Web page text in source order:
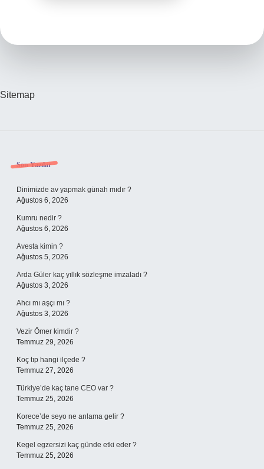
Sitemap
Sidebar
Son Yazılar
Dinimizde av yapmak günah mıdır ?
Ağustos 6, 2026
Kumru nedir ?
Ağustos 6, 2026
Avesta kimin ?
Ağustos 5, 2026
Arda Güler kaç yıllık sözleşme imzaladı ?
Ağustos 3, 2026
Ahcı mı aşçı mı ?
Ağustos 3, 2026
Vezir Ömer kimdir ?
Temmuz 29, 2026
Koç tıp hangi ilçede ?
Temmuz 27, 2026
Türkiye’de kaç tane CEO var ?
Temmuz 25, 2026
Korece’de seyo ne anlama gelir ?
Temmuz 25, 2026
Kegel egzersizi kaç günde etki eder ?
Temmuz 25, 2026